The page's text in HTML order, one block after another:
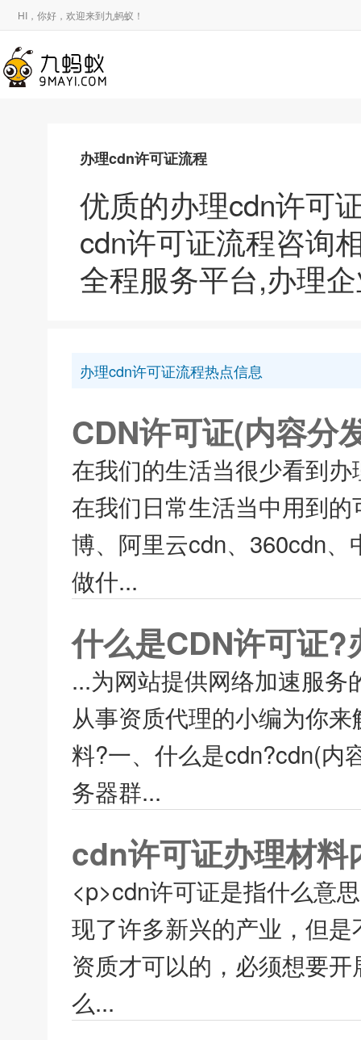
HI，你好，欢迎来到九蚂蚁！
办理cdn许可证流程
优质的办理cdn许可
cdn许可证流程咨询
全程服务平台,办理
办理cdn许可证流程热点信息
CDN许可证(内容分
在我们的生活当很少看到
在我们日常生活当中用到
博、阿里云cdn、360cdn
做什...
什么是CDN许可证
...为网站提供网络加速服
从事资质代理的小编为你
料?一、什么是cdn?cdn(内
务器群...
cdn许可证办理材料
<p>cdn许可证是指什么意
现了许多新兴的产业，但
资质才可以的，必须想要
么...